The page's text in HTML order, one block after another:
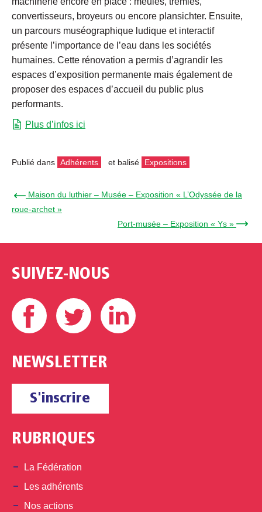
convertisseurs, broyeurs ou encore plansichter. Ensuite,
un parcours muséographique ludique et interactif
présente l’importance de l’eau dans les sociétés
humaines. Cette rénovation a permis d’agrandir les
espaces d’exposition permanente mais également de
proposer des espaces d’accueil du public plus
performants.
Plus d’infos ici
Publié dans Adhérents et balisé Expositions
← Maison du luthier – Musée – Exposition « L’Odyssée de la
roue-archet »
Port-musée – Exposition « Ys » →
SUIVEZ-NOUS
Facebook Twitter
NEWSLETTER
S'inscrire
RUBRIQUES
La Fédération
Les adhérents
Nos actions